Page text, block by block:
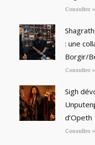
Consulter »
: une
Borgir/
Consulter »
Sigh
d’Opeth
Consulter »